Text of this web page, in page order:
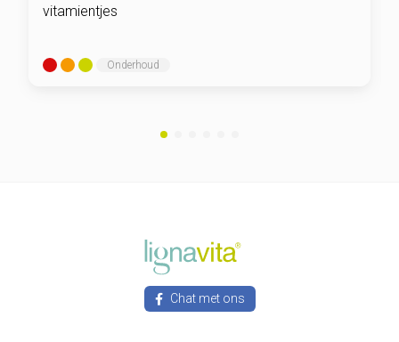
vitamientjes
Onderhoud
Chat met ons